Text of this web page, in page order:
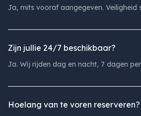
Ja, mits vooraf aangegeven. Veiligheid
Zijn jullie 24/7 beschikbaar?
Ja. Wij rijden dag en nacht, 7 dagen
Hoelang van te voren reserveren?